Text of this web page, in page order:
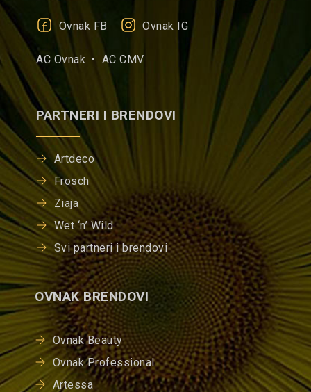
Ovnak FB Ovnak IG
AC Ovnak • AC CMV
PARTNERI I BRENDOVI
Artdeco
Frosch
Ziaja
Wet ‘n’ Wild
Svi partneri i brendovi
OVNAK BRENDOVI
Ovnak Beauty
Ovnak Professional
Artessa